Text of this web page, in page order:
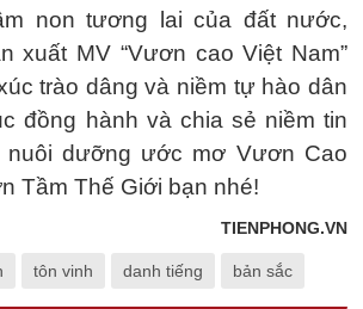
non tương lai của đất nước,
xuất MV “Vươn cao Việt Nam”
trào dâng và niềm tự hào dân
đồng hành và chia sẻ niềm tin
nuôi dưỡng ước mơ Vươn Cao
Tầm Thế Giới bạn nhé!
TIENPHONG.VN
tôn vinh danh tiếng bản sắc